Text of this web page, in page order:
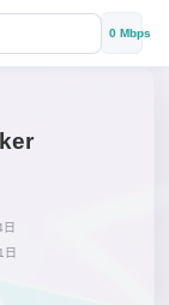
0 Mbps
日